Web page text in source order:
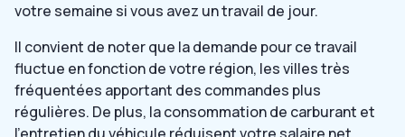
votre semaine si vous avez un travail de jour.
Il convient de noter que la demande pour ce travail
fluctue en fonction de votre région, les villes très
fréquentées apportant des commandes plus
régulières. De plus, la consommation de carburant et